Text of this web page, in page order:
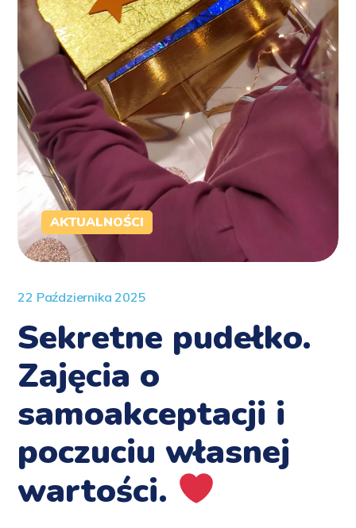
AKTUALNOŚCI
22 Października 2025
Sekretne pudełko.
Zajęcia o
samoakceptacji i
poczuciu własnej
wartości.